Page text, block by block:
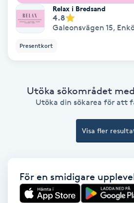
IPL hårborttagning
IR-massage
Japansk massage
Kemisk peeling
Relax i Bredsand
4.8
Galeonsvägen 15,
Presentkort
Utöka sökområdet
Utöka din sökarea för att
Visa fler
För en smidigare